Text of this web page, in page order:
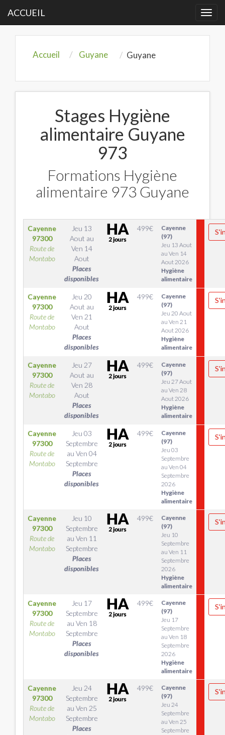
ACCUEIL
Accueil Guyane Guyane
Stages Hygiène
alimentaire Guyane
973
Formations Hygiène
alimentaire 973 Guyane
Cayenne
97300
Route de
Montabo
Jeu 13
Aout au
Ven 14
Aout
Places
disponibles
499€
Cayenne
(97)
Jeu 13 Aout
au Ven 14
Aout 2026
Hygiène
alimentaire
Cayenne
97300
Route de
Montabo
Jeu 20
Aout au
Ven 21
Aout
Places
disponibles
499€
Cayenne
(97)
Jeu 20 Aout
au Ven 21
Aout 2026
Hygiène
alimentaire
Cayenne
97300
Route de
Montabo
Jeu 27
Aout au
Ven 28
Aout
Places
disponibles
499€
Cayenne
(97)
Jeu 27 Aout
au Ven 28
Aout 2026
Hygiène
alimentaire
Cayenne
97300
Route de
Montabo
Jeu 03
Septembre
au Ven 04
Septembre
Places
disponibles
499€
Cayenne
(97)
Jeu 03
Septembre
au Ven 04
Septembre
2026
Hygiène
alimentaire
Cayenne
97300
Route de
Montabo
Jeu 10
Septembre
au Ven 11
Septembre
Places
disponibles
499€
Cayenne
(97)
Jeu 10
Septembre
au Ven 11
Septembre
2026
Hygiène
alimentaire
Cayenne
97300
Route de
Montabo
Jeu 17
Septembre
au Ven 18
Septembre
Places
disponibles
499€
Cayenne
(97)
Jeu 17
Septembre
au Ven 18
Septembre
2026
Hygiène
alimentaire
Cayenne
97300
Route de
Montabo
Jeu 24
Septembre
au Ven 25
Septembre
Places
499€
Cayenne
(97)
Jeu 24
Septembre
au Ven 25
Septembre